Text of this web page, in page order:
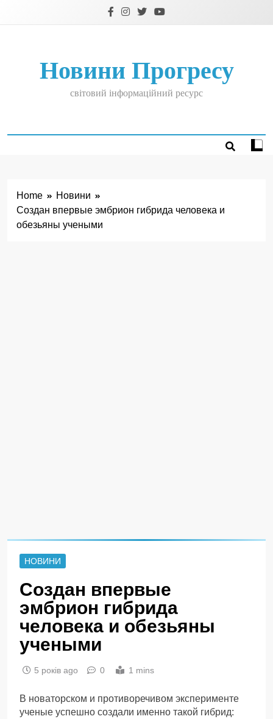
Новини Прогресу
світовий інформаційний ресурс
Home
Новини
Создан впервые эмбрион гибрида человека и
обезьяны учеными
НОВИНИ
Создан впервые
эмбрион гибрида
человека и обезьяны
учеными
5 років ago 0 1 mins
В новаторском и противоречивом эксперименте
ученые успешно создали именно такой гибрид: